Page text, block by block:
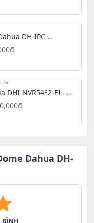
DH-IPC-
₫
DHI-NVR5432-EI –
₫
Dahua DH-
BÌNH